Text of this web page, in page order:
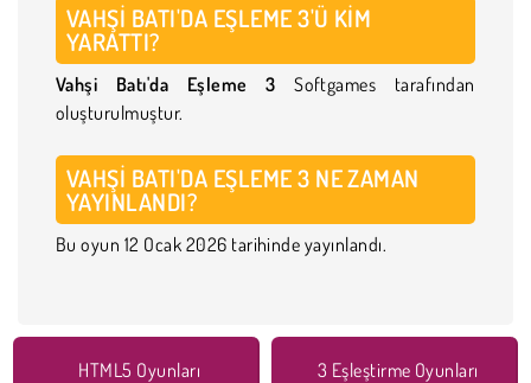
VAHŞI BATI'DA EŞLEME 3'Ü KIM
YARATTI?
Vahşi Batı'da Eşleme 3 Softgames tarafından
oluşturulmuştur.
VAHŞI BATI'DA EŞLEME 3 NE ZAMAN
YAYINLANDI?
Bu oyun 12 Ocak 2026 tarihinde yayınlandı.
HTML5 Oyunları 3 Eşleştirme Oyunları